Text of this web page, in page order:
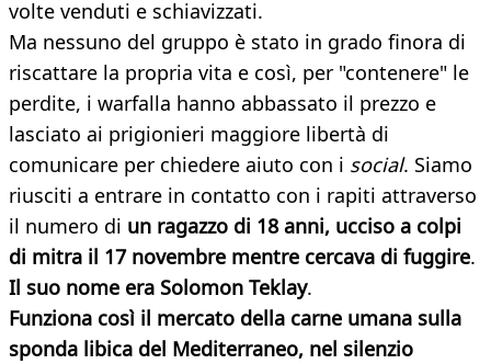
volte venduti e schiavizzati.
Ma nessuno del gruppo è stato in grado finora di
riscattare la propria vita e così, per "contenere" le
perdite, i warfalla hanno abbassato il prezzo e
lasciato ai prigionieri maggiore libertà di
comunicare per chiedere aiuto con i social. Siamo
riusciti a entrare in contatto con i rapiti attraverso
il numero di un ragazzo di 18 anni, ucciso a colpi
di mitra il 17 novembre mentre cercava di fuggire.
Il suo nome era Solomon Teklay.
Funziona così il mercato della carne umana sulla
sponda libica del Mediterraneo, nel silenzio